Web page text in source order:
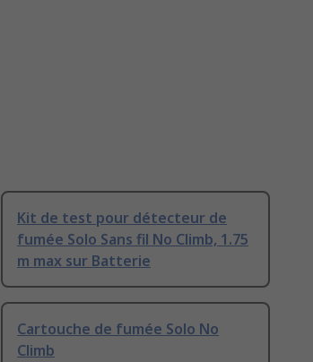
Kit de test pour détecteur de
fumée Solo Sans fil No Climb, 1.75
m max sur Batterie
Cartouche de fumée Solo No
Climb